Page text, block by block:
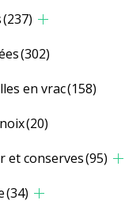
(237)
(302)
en vrac(158)
(20)
et conserves(95)
(34)